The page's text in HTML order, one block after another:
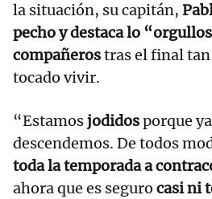
la situación, su capitán,
pecho y destaca lo
compañerostras el final tan
tocado vivir.
“Estamosjodidosporque
descendemos. De todos
toda la temporada a
ahora que es seguro casi ni